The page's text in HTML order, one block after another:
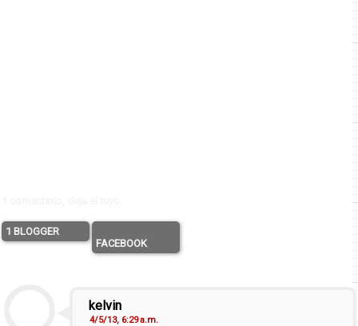
1 BLOGGER
FACEBOOK
kelvin
4/5/13, 6:29 a.m.